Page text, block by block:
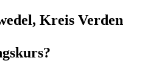
Kreis Verden